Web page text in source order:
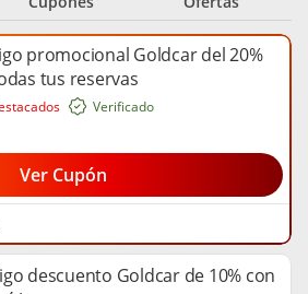
promocional Goldcar del 20%
tus reservas
Verificado
Ver Cupón
descuento Goldcar de 10% con